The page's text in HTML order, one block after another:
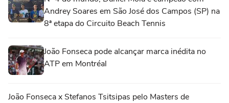
Andrey Soares em São José dos Campos (SP) na
8ª etapa do Circuito Beach Tennis
João Fonseca pode alcançar marca inédita no
ATP em Montréal
João Fonseca x Stefanos Tsitsipas pelo Masters de